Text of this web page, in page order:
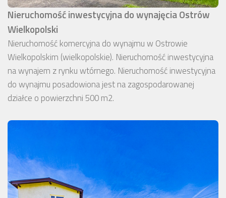
Nieruchomość inwestycyjna do wynajęcia Ostrów
Wielkopolski
Nieruchomość komercyjna do wynajmu w Ostrowie
Wielkopolskim (wielkopolskie). Nieruchomość inwestycyjna
na wynajem z rynku wtórnego. Nieruchomość inwestycyjna
do wynajmu posadowiona jest na zagospodarowanej
działce o powierzchni 500 m2.